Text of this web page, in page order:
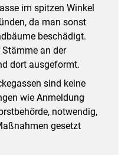
im spitzen Winkel
da man sonst
beschädigt.
an der
dort ausgeformt.
sind keine
wie Anmeldung
notwendig,
gesetzt